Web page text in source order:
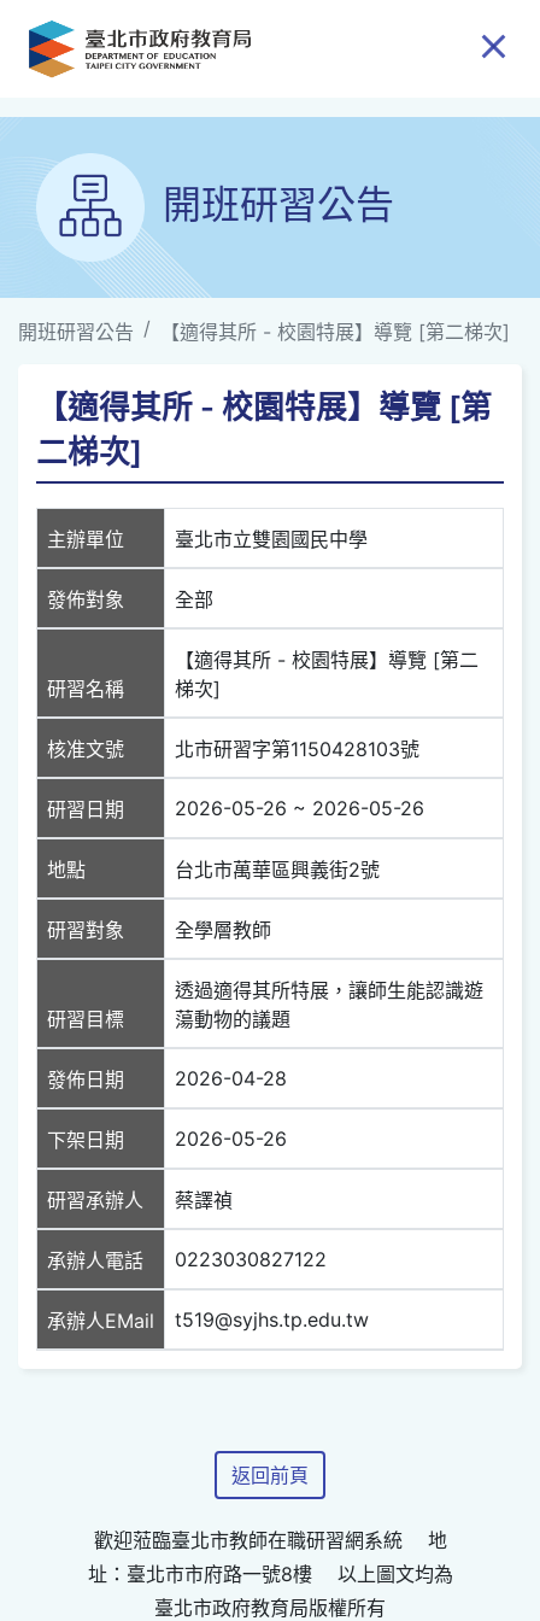
跳到主要內容
開班研習公告
開班研習公告 【適得其所 - 校園特展】導覽 [第二梯次]
【適得其所 - 校園特展】導覽 [第
二梯次]
主辦單位 臺北市立雙園國民中學
發佈對象 全部
研習名稱
【適得其所 - 校園特展】導覽 [第二
梯次]
核准文號 北市研習字第1150428103號
研習日期 2026-05-26 ~ 2026-05-26
地點 台北市萬華區興義街2號
研習對象 全學層教師
研習目標
透過適得其所特展，讓師生能認識遊
蕩動物的議題
發佈日期 2026-04-28
下架日期 2026-05-26
研習承辦人 蔡譯禎
承辦人電話 0223030827122
承辦人EMail t519@syjhs.tp.edu.tw
返回前頁
歡迎蒞臨臺北市教師在職研習網系統 地
址：臺北市市府路一號8樓 以上圖文均為
臺北市政府教育局版權所有